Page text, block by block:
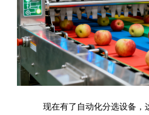
现在有了自动化分选设备，